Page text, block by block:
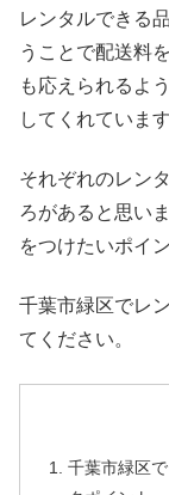
レンタルできる
うことで配送料
も応えられるよ
してくれています
それぞれのレン
ろがあると思い
をつけたいポイ
千葉市緑区でレ
てください。
千葉市緑区